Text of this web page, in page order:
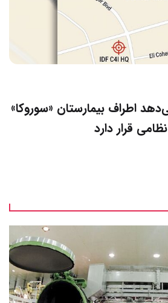
اطراف بیمارستان «سوروکا»
قرار دارد